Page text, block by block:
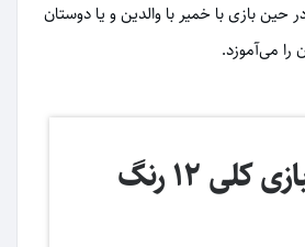
حین بازی با خمیر با والدین و یا دوستان
را می‌آموزد.
کلی 12 رنگ